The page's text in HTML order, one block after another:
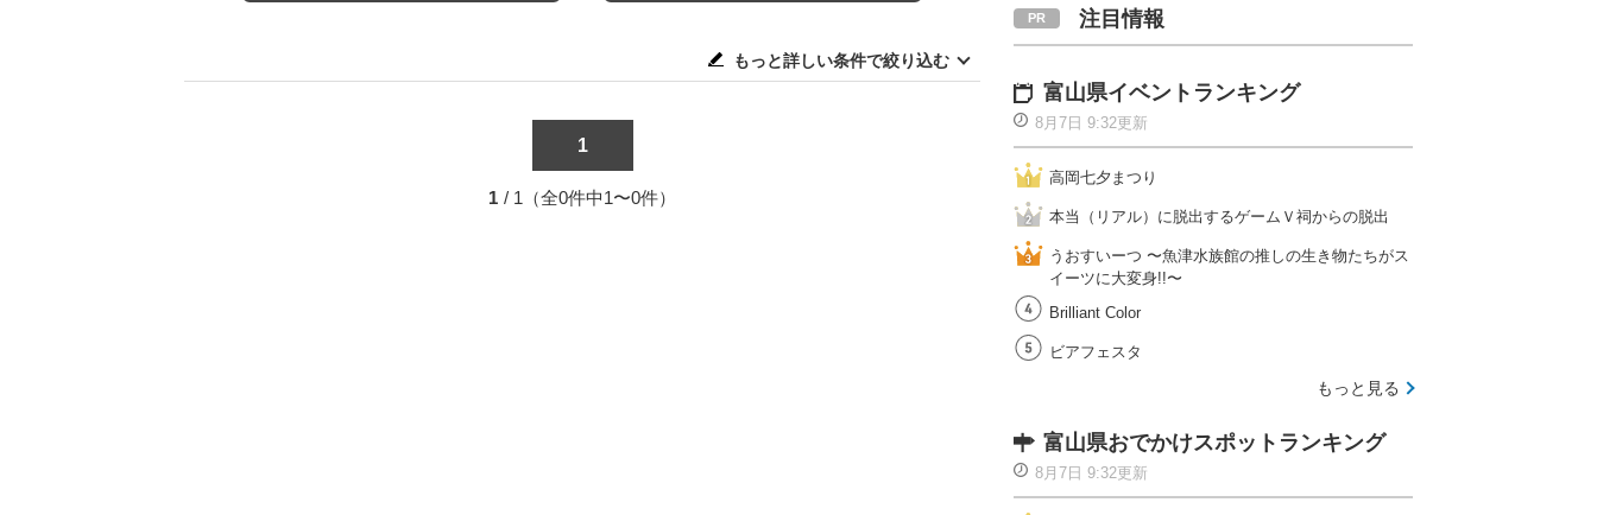
もっと詳しい条件で絞り込む
1
1 / 1（全0件中1〜0件）
注目情報
富山県イベントランキング
8月7日 9:32更新
高岡七夕まつり
本当（リアル）に脱出するゲームＶ祠からの脱出
うおすいーつ 〜魚津水族館の推しの生き物たちがス
イーツに大変身!!〜
Brilliant Color
ビアフェスタ
もっと見る
富山県おでかけスポットランキング
8月7日 9:32更新